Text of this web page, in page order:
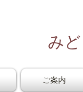
み
ご案内